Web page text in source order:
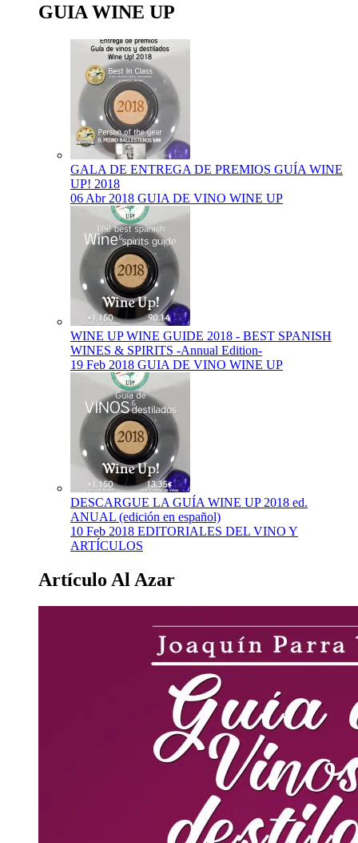
GUIA WINE UP
GALA DE ENTREGA DE PREMIOS GUÍA WINE
UP! 2018
06 Abr 2018 GUIA DE VINO WINE UP
WINE UP WINE GUIDE 2018 - BEST SPANISH
WINES & SPIRITS -Annual Edition-
19 Feb 2018 GUIA DE VINO WINE UP
DESCARGUE LA GUÍA WINE UP 2018 ed.
ANUAL (edición en español)
10 Feb 2018 EDITORIALES DEL VINO Y
ARTÍCULOS
Artículo Al Azar